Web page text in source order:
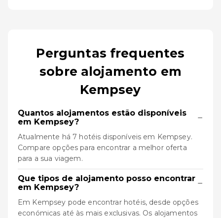
Perguntas frequentes
sobre alojamento em
Kempsey
Quantos alojamentos estão disponíveis
em Kempsey?
−
Atualmente há 7 hotéis disponíveis em Kempsey.
Compare opções para encontrar a melhor oferta
para a sua viagem.
Que tipos de alojamento posso encontrar
em Kempsey?
−
Em Kempsey pode encontrar hotéis, desde opções
económicas até às mais exclusivas. Os alojamentos